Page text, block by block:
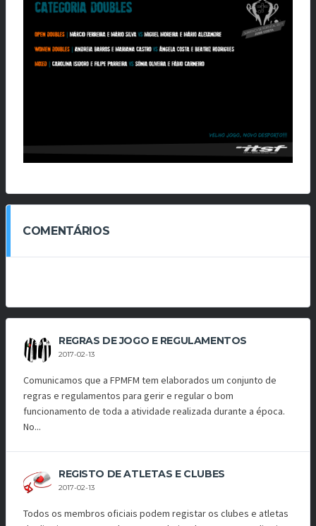
COMENTÁRIOS
REGRAS DE JOGO E REGULAMENTOS
2017-02-13
Comunicamos que a FPMFM tem elaborados um conjunto de
regras e regulamentos para gerir e regular o bom
funcionamento de toda a atividade realizada durante a época.
No...
REGISTO DE ATLETAS E CLUBES
2017-02-13
Todos os membros oficiais podem registar os clubes e atletas